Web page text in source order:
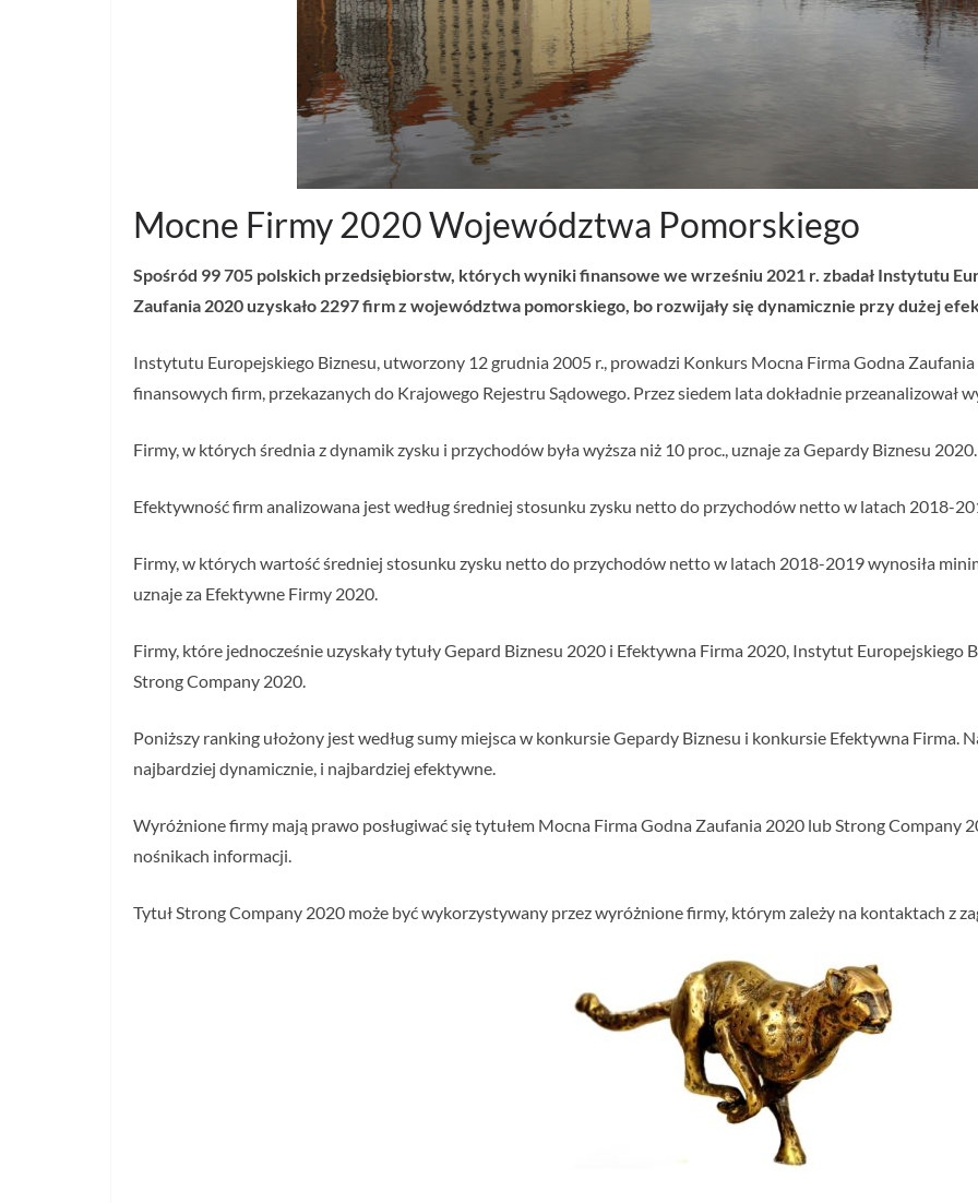
Mocne Firmy 2020 Województwa Pomorskiego
Spośród 99 705 polskich przedsiębiorstw, których wyniki finansowe we wrześniu 2021 r. zbadał Instytutu
Zaufania 2020 uzyskało 2297 firm z województwa pomorskiego, bo rozwijały się dynamicznie przy dużej
Instytutu Europejskiego Biznesu, utworzony 12 grudnia 2005 r., prowadzi Konkurs Mocna Firma Godna
finansowych firm, przekazanych do Krajowego Rejestru Sądowego. Przez siedem lata dokładnie przeanalizował
Firmy, w których średnia z dynamik zysku i przychodów była wyższa niż 10 proc., uznaje za Gepardy Biznesu 2020.
Efektywność firm analizowana jest według średniej stosunku zysku netto do przychodów netto w latach 2018-
Firmy, w których wartość średniej stosunku zysku netto do przychodów netto w latach 2018-2019 wynosiła
uznaje za Efektywne Firmy 2020.
Firmy, które jednocześnie uzyskały tytuły Gepard Biznesu 2020 i Efektywna Firma 2020, Instytut Europejskiego
Strong Company 2020.
Poniższy ranking ułożony jest według sumy miejsca w konkursie Gepardy Biznesu i konkursie Efektywna Firma.
najbardziej dynamicznie, i najbardziej efektywne.
Wyróżnione firmy mają prawo posługiwać się tytułem Mocna Firma Godna Zaufania 2020 lub Strong Company
nośnikach informacji.
Tytuł Strong Company 2020 może być wykorzystywany przez wyróżnione firmy, którym zależy na kontaktach z